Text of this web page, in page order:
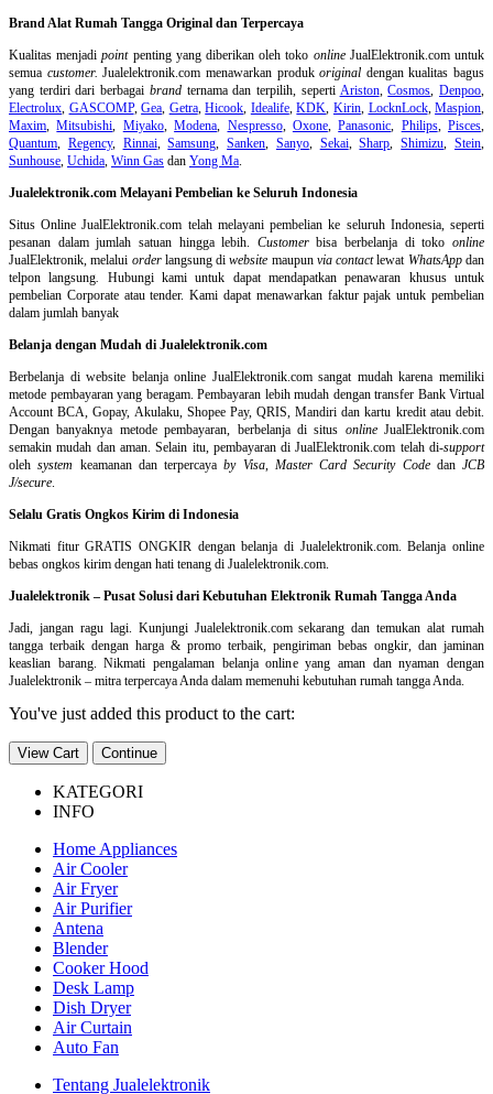
Brand Alat Rumah Tangga Original dan Terpercaya
Kualitas menjadipointpenting yang diberikan oleh toko onlineJualElektronik.com untuk
semua customer. Jualelektronik.com menawarkan produkoriginal dengan kualitas bagus
yang terdiri dari berbagai brandternama dan terpilih, seperti Ariston,Cosmos,Denpoo,
Electrolux, GASCOMP,Gea, Getra,Hicook, Idealife,KDK, Kirin, LocknLock,Maspion,
Maxim,Mitsubishi, Miyako,Modena, Nespresso, Oxone,Panasonic, Philips, Pisces,
Quantum, Regency, Rinnai,Samsung,Sanken, Sanyo, Sekai,Sharp,Shimizu,Stein,
Sunhouse, Uchida, Winn Gas dan Yong Ma.
Jualelektronik.com Melayani Pembelian ke Seluruh Indonesia
Situs Online JualElektronik.com telah melayani pembelian ke seluruh Indonesia, seperti
pesanan dalam jumlah satuan hingga lebih. Customerbisa berbelanja di tokoonline
JualElektronik, melalui orderlangsung diwebsite maupun via contactlewat WhatsAppdan
telpon langsung. Hubungi kami untuk dapat mendapatkan penawaran khusus untuk
pembelian Corporate atau tender. Kami dapat menawarkan faktur pajak untuk pembelian
dalam jumlah banyak
Belanja dengan Mudah di Jualelektronik.com
Berbelanja diwebsite belanja online JualElektronik.com sangat mudah karena memiliki
metode pembayaran yang beragam. Pembayaran lebih mudah dengan transfer Bank Virtual
Account BCA, Gopay, Akulaku, Shopee Pay, QRIS, Mandiri dan kartu kredit atau debit.
Dengan banyaknya metode pembayaran, berbelanja di situs onlineJualElektronik.com
semakin mudah dan aman. Selain itu, pembayaran di JualElektronik.com telah di-support
olehsystem keamanan dan terpercayaby Visa, Master Card Security Codedan JCB
J/secure.
Selalu Gratis Ongkos Kirim di Indonesia
Nikmati fitur GRATIS ONGKIR dengan belanja di Jualelektronik.com. Belanja online
bebas ongkos kirim dengan hati tenang di Jualelektronik.com.
Jualelektronik – Pusat Solusi dari Kebutuhan Elektronik Rumah Tangga Anda
Jadi, jangan ragu lagi. Kunjungi Jualelektronik.com sekarang dan temukan alat rumah
tangga terbaik dengan harga & promo terbaik, pengiriman bebas ongkir, dan jaminan
keaslian barang. Nikmati pengalaman belanja online yang aman dan nyaman dengan
Jualelektronik – mitra terpercaya Anda dalam memenuhi kebutuhan rumah tangga Anda.
You've just added this product to the cart:
View Cart Continue
KATEGORI
INFO
Home Appliances
Air Cooler
Air Fryer
Air Purifier
Antena
Blender
Cooker Hood
Desk Lamp
Dish Dryer
Air Curtain
Auto Fan
Tentang Jualelektronik